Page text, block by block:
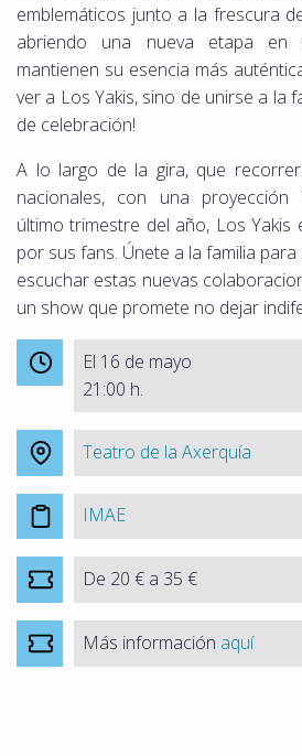
emblemáticos junto a la frescura
abriendo una nueva etapa en
mantienen su esencia más
ver a Los Yakis, sino de unirse a la
de celebración!
A lo largo de la gira, que
nacionales, con una proyección
último trimestre del año, Los Yakis
por sus fans. Únete a la familia
escuchar estas nuevas
un show que promete no dejar
El 16 de mayo
21:00 h.
Teatro de la Axerquía
IMAE
De 20 € a 35 €
Más información aquí